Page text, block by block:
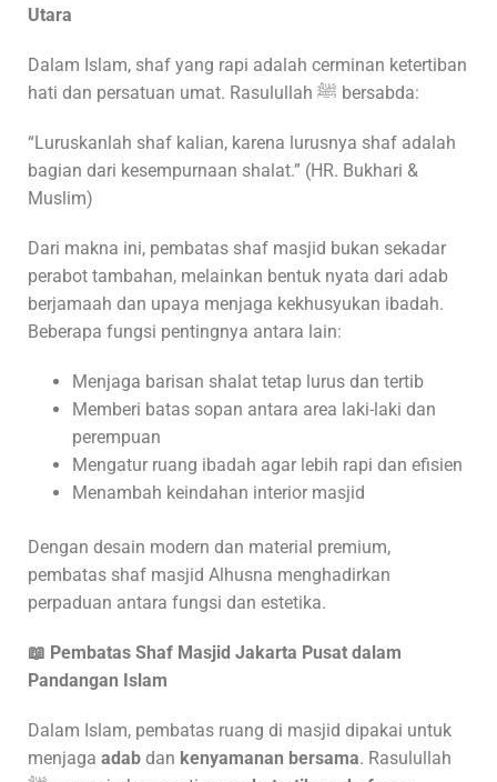
Utara
Dalam Islam, shaf yang rapi adalah cerminan ketertiban
hati dan persatuan umat. Rasulullah ﷺ bersabda:
“Luruskanlah shaf kalian, karena lurusnya shaf adalah
bagian dari kesempurnaan shalat.” (HR. Bukhari &
Muslim)
Dari makna ini, pembatas shaf masjid bukan sekadar
perabot tambahan, melainkan bentuk nyata dari adab
berjamaah dan upaya menjaga kekhusyukan ibadah.
Beberapa fungsi pentingnya antara lain:
Menjaga barisan shalat tetap lurus dan tertib
Memberi batas sopan antara area laki-laki dan
perempuan
Mengatur ruang ibadah agar lebih rapi dan efisien
Menambah keindahan interior masjid
Dengan desain modern dan material premium,
pembatas shaf masjid Alhusna menghadirkan
perpaduan antara fungsi dan estetika.
📖 Pembatas Shaf Masjid Jakarta Pusat dalam
Pandangan Islam
Dalam Islam, pembatas ruang di masjid dipakai untuk
menjaga adab dan kenyamanan bersama. Rasulullah